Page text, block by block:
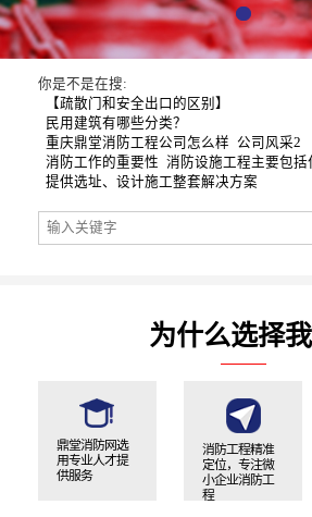
你是不是在搜:
【疏散门和安全出口的区别】
民用建筑有哪些分类？
重庆鼎堂消防工程公司怎么样
公司风采2
消防工作的重要性 消防设施工程主要包括
提供选址、设计施工整套解决方案
为什么选择我
鼎堂消防网选
用专业人才提
供服务
消防工程精准
定位，专注微
小企业消防工
程